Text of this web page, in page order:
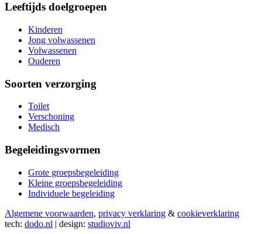
Leeftijds doelgroepen
Kinderen
Jong volwassenen
Volwassenen
Ouderen
Soorten verzorging
Toilet
Verschoning
Medisch
Begeleidingsvormen
Grote groepsbegeleiding
Kleine groepsbegeleiding
Individuele begeleiding
Algemene voorwaarden, privacy verklaring & cookieverklaring
tech: dodo.nl | design: studioviv.nl